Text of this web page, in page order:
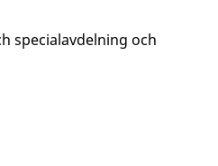
specialavdelning och